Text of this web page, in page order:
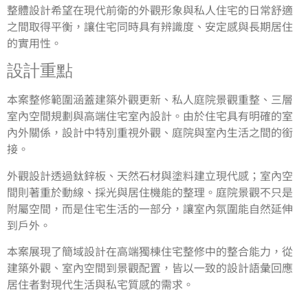
整體設計希望在現代前衛的外觀形象與私人住宅的日常舒適
之間取得平衡，讓住宅同時具有辨識度、安定感與長期居住
的實用性。
設計重點
本案整修範圍涵蓋建築外觀更新、私人庭院景觀重整、三層
室內空間規劃與高端住宅室內設計。由於住宅具有明確的室
內外關係，設計中特別重視外觀、庭院與室內生活之間的銜
接。
外觀設計透過鈦鋅板、天然石材與塗料建立現代感；室內空
間則著重於動線、採光與居住機能的整理。庭院景觀不只是
附屬空間，而是住宅生活的一部分，讓室內氛圍能自然延伸
到戶外。
本案展現了簡域設計在高端獨棟住宅整修中的整合能力，從
建築外觀、室內空間到景觀配置，皆以一致的設計語彙回應
居住者對現代生活與私宅質感的需求。